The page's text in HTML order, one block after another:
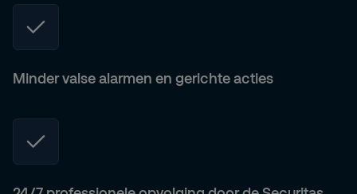
Minder valse alarmen en gerichte acties